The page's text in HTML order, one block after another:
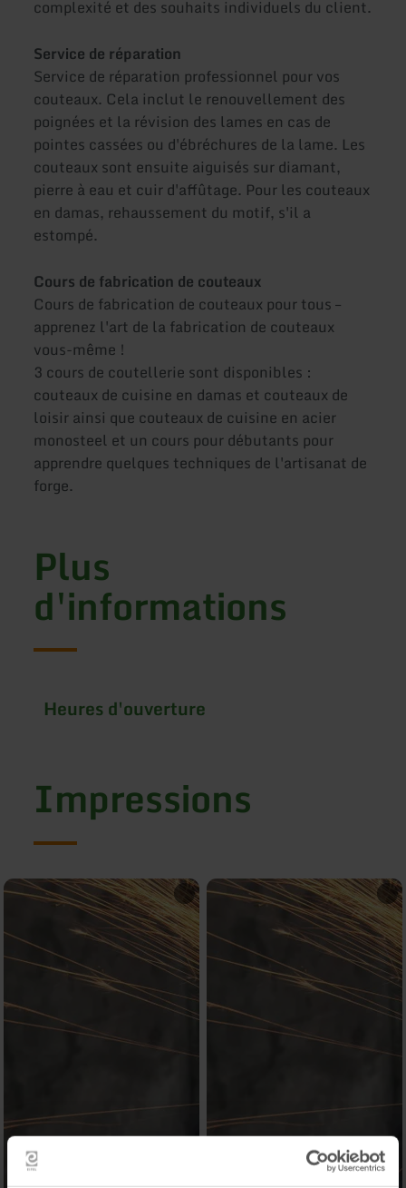
complexité et des souhaits individuels du client.
Service de réparation
Service de réparation professionnel pour vos
couteaux. Cela inclut le renouvellement des
poignées et la révision des lames en cas de
pointes cassées ou d'ébréchures de la lame. Les
couteaux sont ensuite aiguisés sur diamant,
pierre à eau et cuir d'affûtage. Pour les couteaux
en damas, rehaussement du motif, s'il a
estompé.
Cours de fabrication de couteaux
Cours de fabrication de couteaux pour tous –
apprenez l'art de la fabrication de couteaux
vous-même !
3 cours de coutellerie sont disponibles :
couteaux de cuisine en damas et couteaux de
loisir ainsi que couteaux de cuisine en acier
monosteel et un cours pour débutants pour
apprendre quelques techniques de l'artisanat de
forge.
Plus
d'informations
Heures d'ouverture
Impressions